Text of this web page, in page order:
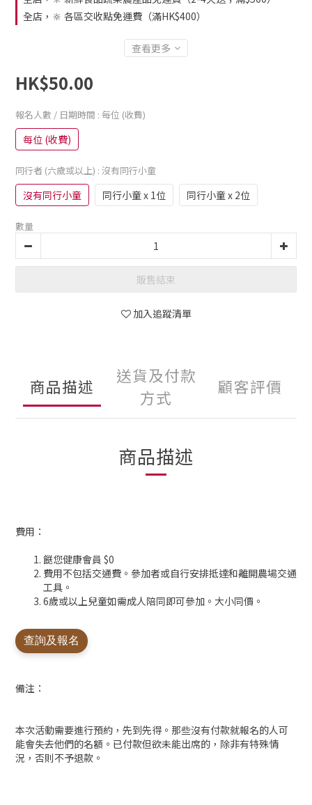
全店，🔆 各區交收點免運費（滿HK$400）
查看更多
HK$50.00
報名人數 / 日期時間 : 每位 (收費)
每位 (收費)
同行者 (六歲或以上) : 沒有同行小童
沒有同行小童 同行小童 x 1位 同行小童 x 2位
數量
販售結束
加入追蹤清單
商品描述
送貨及付款
方式
顧客評價
商品描述
費用：
餸您健康會員 $0
費用不包括交通費。參加者或自行安排抵達和離開農場交通
工具。
6歲或以上兒童如需成人陪同即可參加。大小同價。
查詢及報名
備注：
本次活動需要進行預約，先到先得。那些沒有付款就報名的人可
能會失去他們的名額。已付款但欲未能出席的，除非有特殊情
況，否則不予退款。